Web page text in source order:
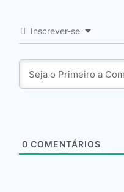
Inscrever-se
0 COMENTÁRIOS